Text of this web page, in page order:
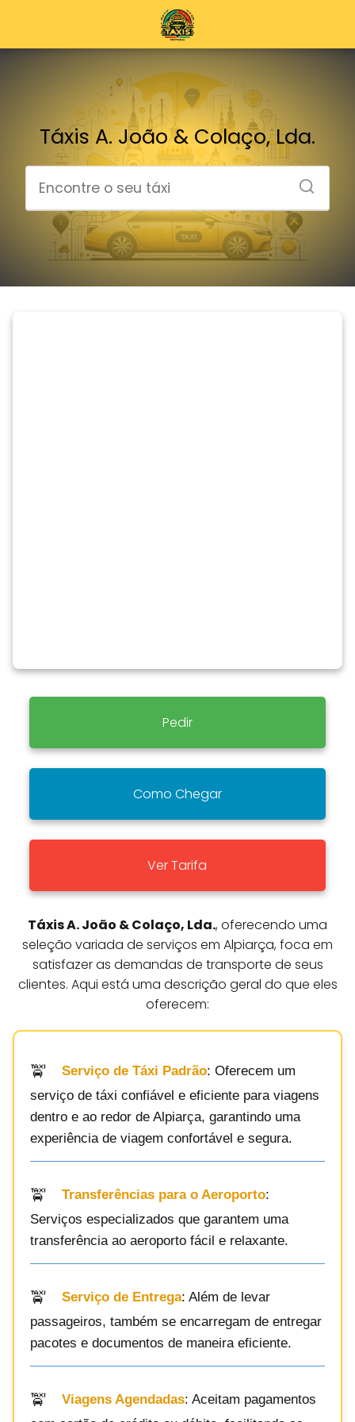
Táxis A. João & Colaço, Lda.
Pedir
Como Chegar
Ver Tarifa
Táxis A. João & Colaço, Lda., oferecendo uma
seleção variada de serviços em Alpiarça, foca em
satisfazer as demandas de transporte de seus
clientes. Aqui está uma descrição geral do que eles
oferecem:
Serviço de Táxi Padrão: Oferecem um
serviço de táxi confiável e eficiente para viagens
dentro e ao redor de Alpiarça, garantindo uma
experiência de viagem confortável e segura.
Transferências para o Aeroporto:
Serviços especializados que garantem uma
transferência ao aeroporto fácil e relaxante.
Serviço de Entrega: Além de levar
passageiros, também se encarregam de entregar
pacotes e documentos de maneira eficiente.
Viagens Agendadas: Aceitam pagamentos